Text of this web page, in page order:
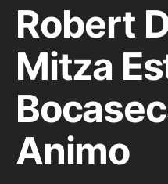
Robert
Mitza
Animo